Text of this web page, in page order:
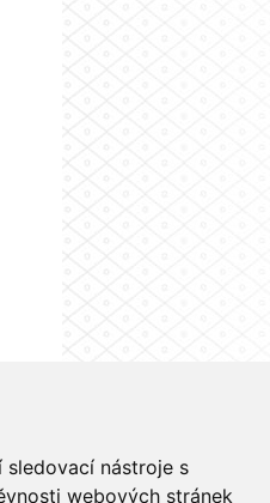
nástroje s
webových stránek